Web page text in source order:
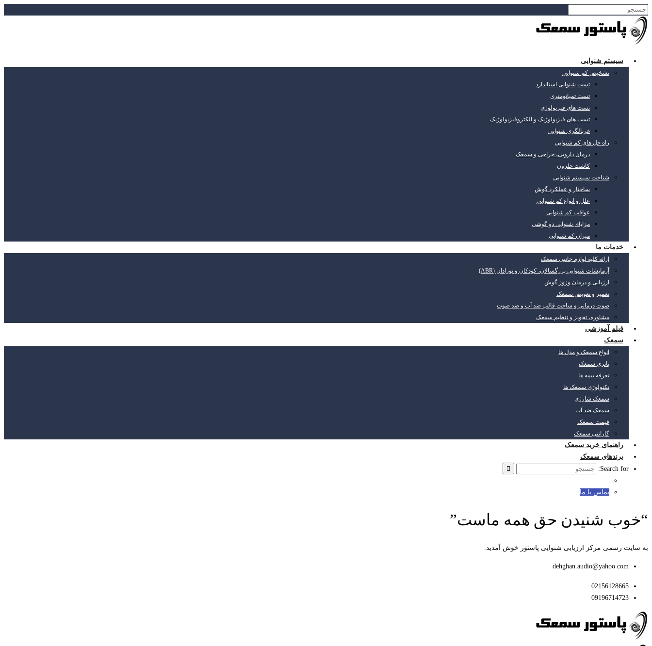
سیستم شنوایی
تشخیص کم شنوایی
تست شنوایی استاندارد
تست تمپانومتری
تست های فیزیولوژی
تست های فیزیولوژیک و الکتروفیزیولوژیک
غربالگری شنوایی
راه حل های کم شنوایی
درمان دارویی، جراحی و سمعک
کاشت حلزون
شناخت سیستم شنوایی
ساختار و عملکرد گوش
علل و انواع کم شنوایی
عواقب کم شنوایی
مزایای شنوایی دو گوشی
میزان کم شنوایی
خدمات ما
ارائه کلیه لوازم جانبی سمعک
آزمایشات شنوایی بزرگسالان، کودکان و نوزادان (ABR)
ارزیابی و درمان وزوز گوش
تعمیر و تعویض سمعک
صوت درمانی و ساخت قالب ضد آب و ضد صوت
مشاوره، تجویز و تنظیم سمعک
فیلم آموزشی
سمعک
انواع سمعک و مدل ها
باتری سمعک
تعرفه بیمه ها
تکنولوژی سمعک ها
سمعک شارژی
سمعک ضد آب
قیمت سمعک
گارانتی سمعک
راهنمای خرید سمعک
برندهای سمعک
Search for:
تماس با ما
“خوب شنیدن حق همه ماست”
به سایت رسمی مرکز ارزیابی شنوایی پاستور خوش آمدید.
dehghan.audio@yahoo.com
02156128665
09196714723